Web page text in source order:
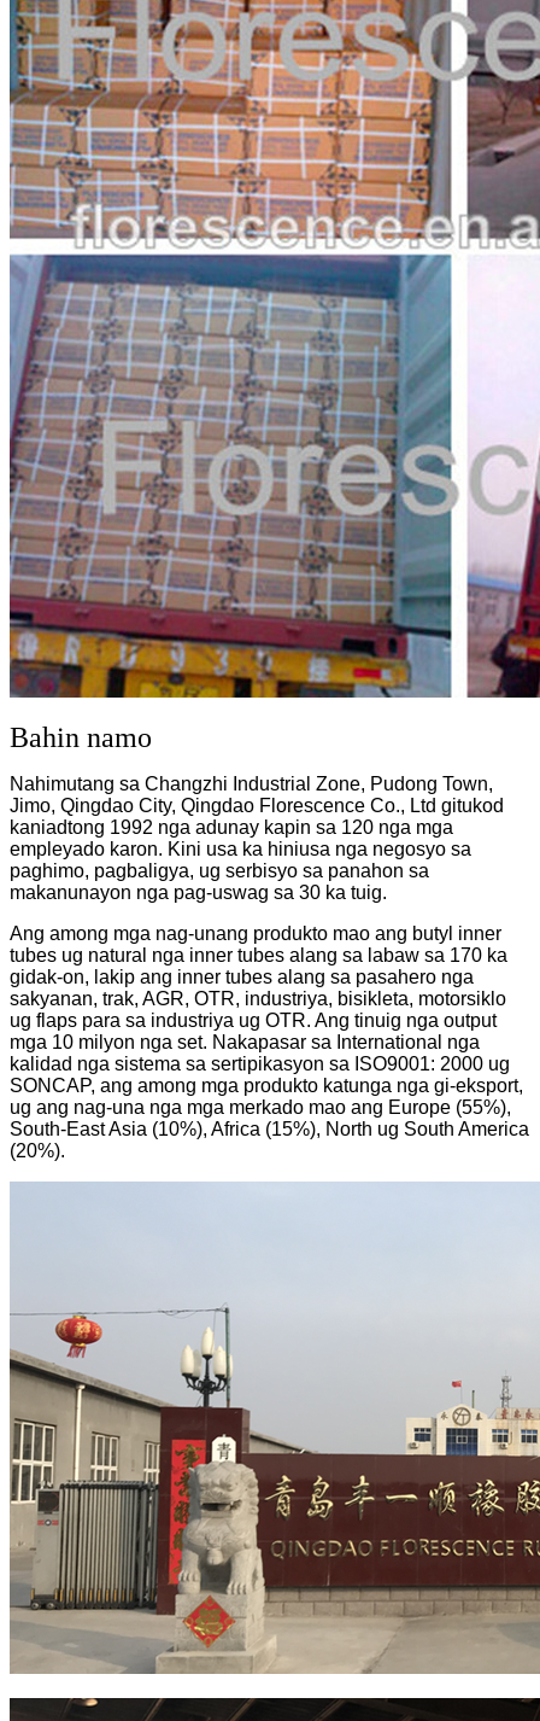
Bahin namo
Nahimutang sa Changzhi Industrial Zone, Pudong Town,
Jimo, Qingdao City, Qingdao Florescence Co., Ltd gitukod
kaniadtong 1992 nga adunay kapin sa 120 nga mga
empleyado karon. Kini usa ka hiniusa nga negosyo sa
paghimo, pagbaligya, ug serbisyo sa panahon sa
makanunayon nga pag-uswag sa 30 ka tuig.
Ang among mga nag-unang produkto mao ang butyl inner
tubes ug natural nga inner tubes alang sa labaw sa 170 ka
gidak-on, lakip ang inner tubes alang sa pasahero nga
sakyanan, trak, AGR, OTR, industriya, bisikleta, motorsiklo
ug flaps para sa industriya ug OTR. Ang tinuig nga output
mga 10 milyon nga set. Nakapasar sa International nga
kalidad nga sistema sa sertipikasyon sa ISO9001: 2000 ug
SONCAP, ang among mga produkto katunga nga gi-eksport,
ug ang nag-una nga mga merkado mao ang Europe (55%),
South-East Asia (10%), Africa (15%), North ug South America
(20%).